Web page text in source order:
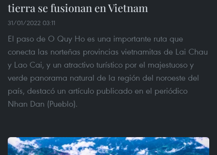
tierra se fusionan en Vietnam
31/01/2022 03:11
El paso de O Quy Ho es una importante ruta que
conecta las norteñas provincias vietnamitas de Lai Chau
y Lao Cai, y un atractivo turístico por el majestuoso y
verde panorama natural de la región del noroeste del
país, destacó un artículo publicado en el periódico
Nhan Dan (Pueblo).